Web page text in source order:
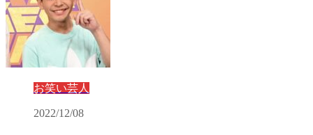
お笑い芸人
2022/12/08